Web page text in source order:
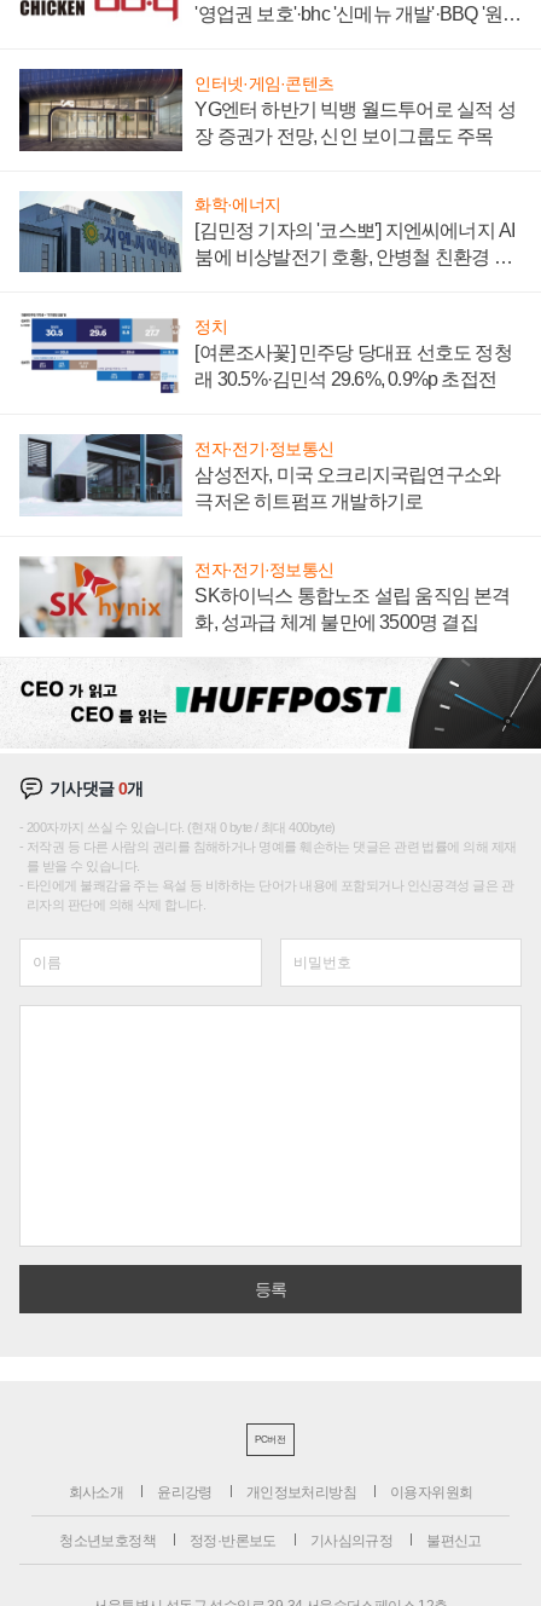
'영업권 보호'·bhc '신메뉴 개발'·BBQ '원가
인터넷·게임·콘텐츠
YG엔터 하반기 빅뱅 월드투어로 실적 성
장 증권가 전망, 신인 보이그룹도 주목
화학·에너지
[김민정 기자의 '코스뽀'] 지엔씨에너지 AI
붐에 비상발전기 호황, 안병철 친환경 에
정치
[여론조사꽃] 민주당 당대표 선호도 정청
래 30.5%·김민석 29.6%, 0.9%p 초접전
전자·전기·정보통신
삼성전자, 미국 오크리지국립연구소와
극저온 히트펌프 개발하기로
전자·전기·정보통신
SK하이닉스 통합노조 설립 움직임 본격
화, 성과급 체계 불만에 3500명 결집
기사댓글0개
200자까지 쓰실 수 있습니다. (현재 0 byte / 최대 400byte)
저작권 등 다른 사람의 권리를 침해하거나 명예를 훼손하는 댓글은 관련 법률에 의해 제재
를 받을 수 있습니다.
타인에게 불쾌감을 주는 욕설 등 비하하는 단어가 내용에 포함되거나 인신공격성 글은 관
리자의 판단에 의해 삭제 합니다.
PC버전
회사소개 윤리강령 개인정보처리방침 이용자위원회
청소년보호정책 정정·반론보도 기사심의규정 불편신고